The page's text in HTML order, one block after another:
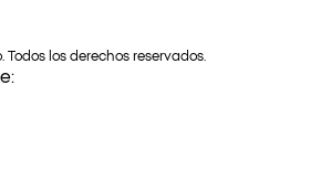
los derechos reservados.